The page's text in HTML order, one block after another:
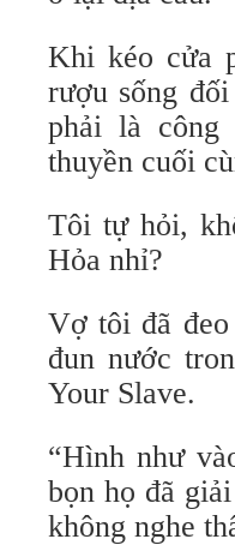
Khi kéo cửa
rượu sống
phải là công
thuyền cuối
Tôi tự hỏi,
Hỏa nhỉ?
Vợ tôi đã
đun nước
Your Slave.
“Hình như
bọn họ đã
không nghe